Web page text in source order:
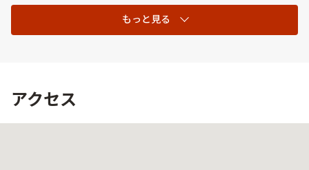
もっと見る
アクセス